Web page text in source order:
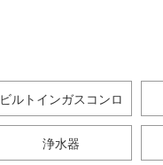
ビルトインガスコンロ
浄水器